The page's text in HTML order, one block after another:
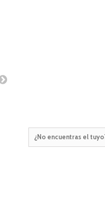
¿No encuentras el